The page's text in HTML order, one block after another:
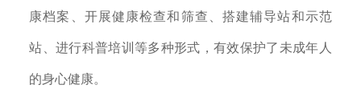
康档案、开展健康检查和筛查、搭建辅导站和示范
站、进行科普培训等多种形式，有效保护了未成年人
的身心健康。